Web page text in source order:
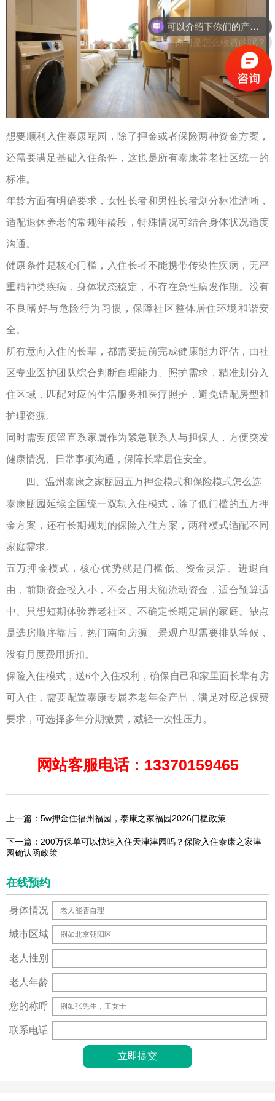
想要顺利入住泰康瓯园，除了押金或者保险两种资金方案，
还需要满足基础入住条件，这也是所有泰康养老社区统一的
标准。
年龄方面有明确要求，女性长者和男性长者划分标准清晰，
适配退休养老的常规年龄段，特殊情况可结合身体状况适度
沟通。
健康条件是核心门槛，入住长者不能携带传染性疾病，无严
重精神类疾病，身体状态稳定，不存在急性病发作期。没有
不良嗜好与危险行为习惯，保障社区整体居住环境和谐安
全。
所有意向入住的长辈，都需要提前完成健康能力评估，由社
区专业医护团队综合判断自理能力、照护需求，精准划分入
住区域，匹配对应的生活服务和医疗照护，避免错配房型和
护理资源。
同时需要预留直系家属作为紧急联系人与担保人，方便突发
健康情况、日常事项沟通，保障长辈居住安全。
四、 温州泰康之家瓯园 五万押金模式和保险模式怎么选
泰康瓯园延续全国统一双轨入住模式，除了低门槛的五万押
金方案，还有长期规划的保险入住方案，两种模式适配不同
家庭需求。
五万押金模式，核心优势就是门槛低、资金灵活、进退自
由，前期资金投入小，不会占用大额流动资金，适合预算适
中、只想短期体验养老社区、不确定长期定居的家庭。缺点
是选房顺序靠后，热门南向房源、景观户型需要排队等候，
没有月度费用折扣。
保险入住模式，送6个入住权利，确保自己和家里面长辈有房
可入住， 需要配置泰康专属养老年金产品，满足对应总保费
要求，可选择多年分期缴费，减轻一次性压力。
网站客服电话：13370159465
上一篇：5w押金住福州福园，泰康之家福园2026门槛政策
下一篇：200万保单可以快速入住天津津园吗？保险入住泰康之家津
园确认函政策
在线预约
身体情况
城市区域
老人性别
老人年龄
您的称呼
联系电话
你们是怎么收费的呢？